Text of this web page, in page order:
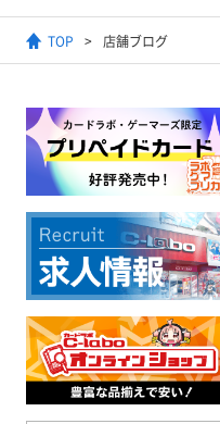
TOP 店舗ブログ